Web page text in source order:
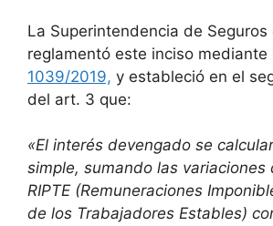
La Superintendencia de Seguros
reglamentó este inciso mediante
1039/2019, y estableció en el
del art. 3 que:
«El interés devengado se
simple, sumando las variaciones
RIPTE (Remuneraciones
de los Trabajadores Estables)